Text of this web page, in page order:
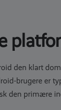
den klart
brugere er
den primære